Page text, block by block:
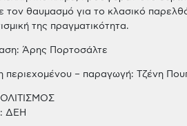
τον θαυμασμό για το κλασικό
της πραγματικότητα.
Άρης Πορτοσάλτε
περιεχομένου – παραγωγή: Τζένη
ΔΕΗ